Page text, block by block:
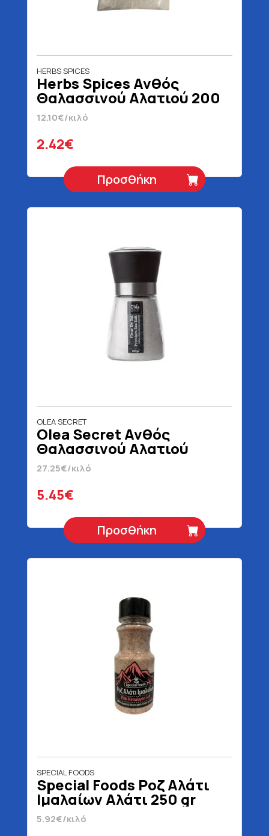
HERBS SPICES
Herbs Spices Ανθός
Θαλασσινού Αλατιού 200
gr
12.10€/κιλό
2.42€
Προσθήκη
OLEA SECRET
Olea Secret Ανθός
Θαλασσινού Αλατιού
Μύλος 200 gr
27.25€/κιλό
5.45€
Προσθήκη
SPECIAL FOODS
Special Foods Ροζ Αλάτι
Ιμαλαίων Αλάτι 250 gr
5.92€/κιλό